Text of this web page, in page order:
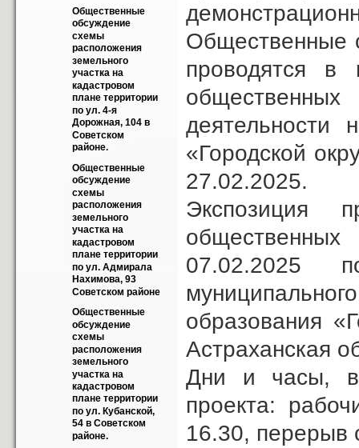
Общественные
обсуждение
схемы
расположения
земельного
участка на
кадастровом
плане территории
по ул. 4-я
Дорожная, 104 в
Советском
районе.
Общественные
обсуждение
схемы
расположения
земельного
участка на
кадастровом
плане территории
по ул. Адмирала
Нахимова, 93
Советском районе
Общественные
обсуждение
схемы
расположения
земельного
участка на
кадастровом
плане территории
по ул. Кубанской,
54 в Советском
районе.
Общественные
проводятся в
общественных
деятельности
«Городской
27.02.2025.
Экспозиция
07.02.2025
образования
Астраханская
Дни и часы, в
проекта:
16.30, перерыв